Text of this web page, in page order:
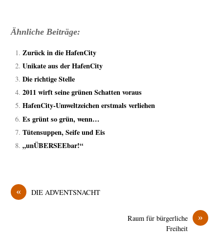
Ähnliche Beiträge:
Zurück in die HafenCity
Unikate aus der HafenCity
Die richtige Stelle
2011 wirft seine grünen Schatten voraus
HafenCity-Umweltzeichen erstmals verliehen
Es grünt so grün, wenn…
Tütensuppen, Seife und Eis
„unÜBERSEEbar!“
« DIE ADVENTSNACHT
»
Raum für bürgerliche
Freiheit